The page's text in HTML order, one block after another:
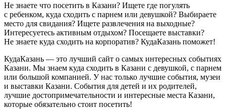
Не знаете что посетить в Казани? Ищете где погулять
с ребенком, куда сходить с парнем или девушкой? Выбираете
место для свидания? Ищете развлечения на выходные?
Интересуетесь активным отдыхом? Посещаете выставки?
Не знаете куда сходить на корпоратив? КудаКазань поможет!
КудаКазань — это лучший сайт о самых интересных событиях
Казани. Мы знаем куда сходить в Казани с девушкой, с парнем
или большой компанией. У нас только лучшие события, музеи
и выставки Казани. События для детей и их родителей,
лучшие достопримечательности и интересные места Казани,
которые обязательно стоит посетить!